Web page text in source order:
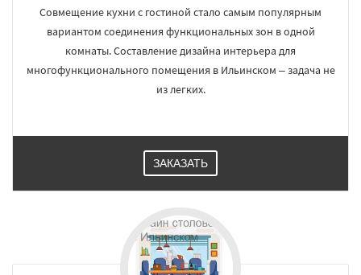
Совмещение кухни с гостиной стало самым популярным
вариантом соединения функциональных зон в одной
комнаты. Составление дизайна интерьера для
многофункционального помещения в Ильинском – задача не
из легких.
ЗАКАЗАТЬ